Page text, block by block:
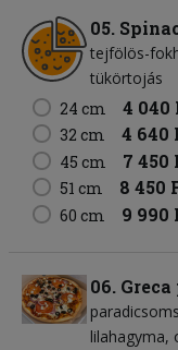
05.
tejfölös-
tükörtojás
24 cm
4 040
32 cm 4 640
45 cm 7 450
51 cm 8 450
60 cm 9 990
06.
lilahagyma